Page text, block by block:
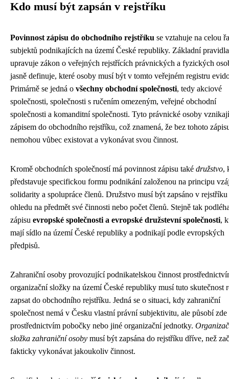
Kdo musí být zapsán v rejstříku
Povinnost zápisu do obchodního rejstříku se vztahuje na celou
subjektů podnikajících na území České republiky. Základní pravidla
upravuje zákon o veřejných rejstřících právnických a fyzických
jasně definuje, které osoby musí být v tomto veřejném registru
Primárně se jedná o všechny obchodní společnosti, tedy akciové
společnosti, společnosti s ručením omezeným, veřejné obchodní
společnosti a komanditní společnosti. Tyto právnické osoby
zápisem do obchodního rejstříku, což znamená, že bez tohoto
nemohou vůbec existovat a vykonávat svou činnost.
Kromě obchodních společností má povinnost zápisu také družstvo,
představuje specifickou formu podnikání založenou na principu
solidarity a spolupráce členů. Družstvo musí být zapsáno v rejstříku
ohledu na předmět své činnosti nebo počet členů. Stejně tak
zápisu evropské společnosti a evropské družstevní společnosti,
mají sídlo na území České republiky a podnikají podle evropských
předpisů.
Zahraniční osoby provozující podnikatelskou činnost
organizační složky na území České republiky musí tuto skutečnost
zapsat do obchodního rejstříku. Jedná se o situaci, kdy zahraniční
společnost nemá v Česku vlastní právní subjektivitu, ale působí zde
prostřednictvím pobočky nebo jiné organizační jednotky.
složka zahraniční osoby musí být zapsána do rejstříku dříve, než
fakticky vykonávat jakoukoliv činnost.